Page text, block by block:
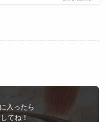
入ったら
てね！